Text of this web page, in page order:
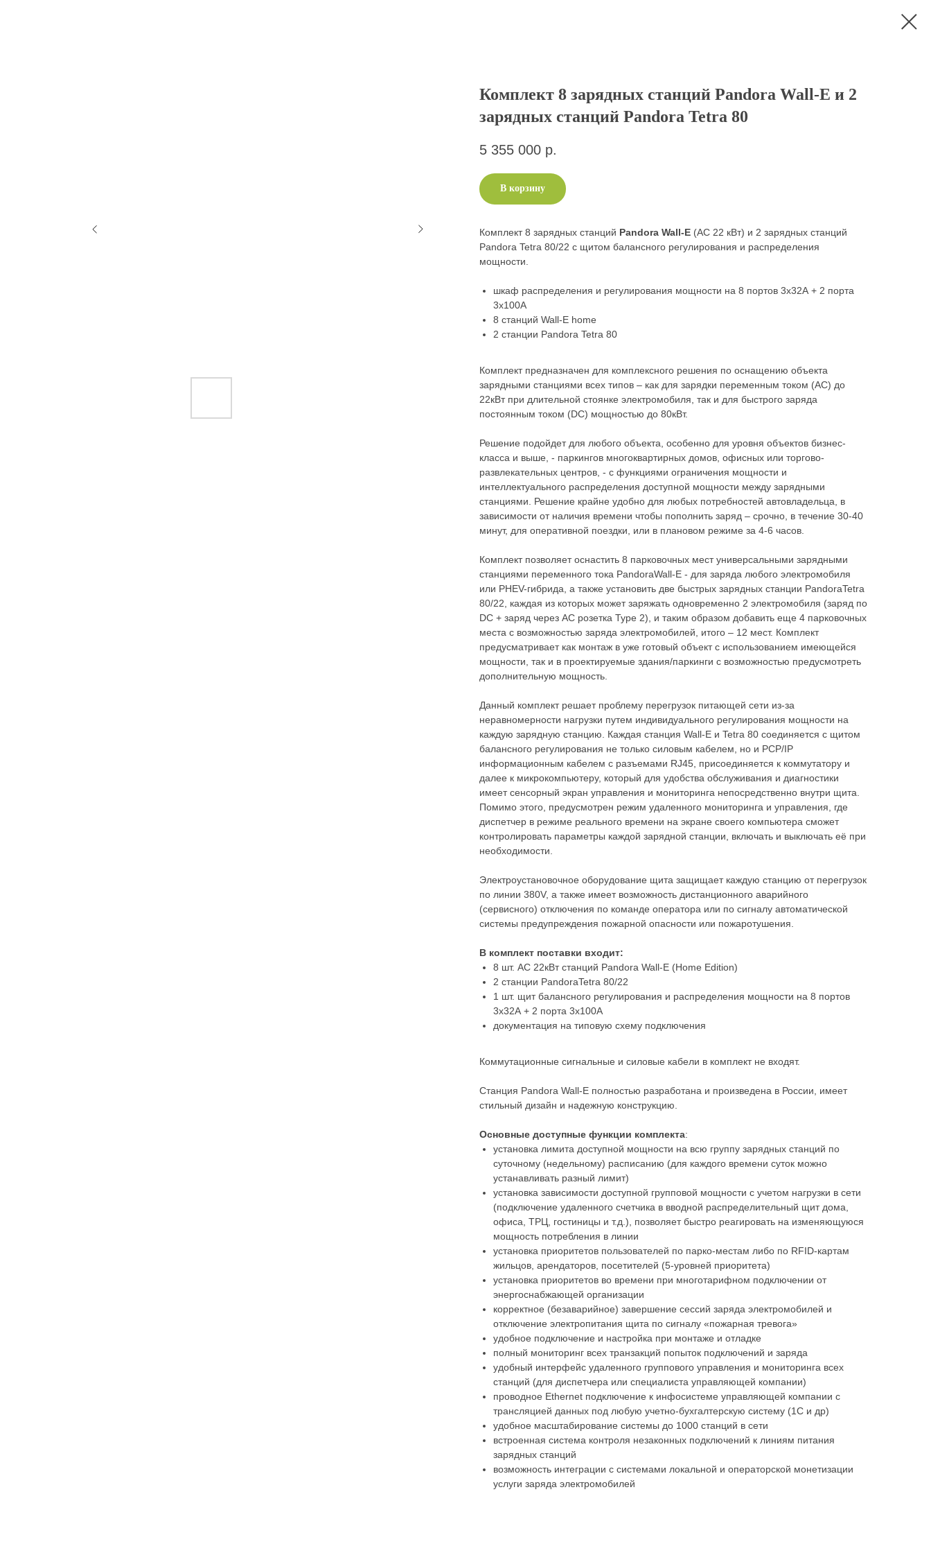
Комплект 8 зарядных станций Pandora Wall-E и 2
зарядных станций Pandora Tetra 80
5 355 000 р.
В корзину
Комплект 8 зарядных станций Pandora Wall-E (AC 22 кВт) и 2 зарядных станций
Pandora Tetra 80/22 с щитом балансного регулирования и распределения
мощности.
шкаф распределения и регулирования мощности на 8 портов 3х32А + 2 порта
3х100А
8 станций Wall-E home
2 станции Pandora Tetra 80
Комплект предназначен для комплексного решения по оснащению объекта
зарядными станциями всех типов – как для зарядки переменным током (AC) до
22кВт при длительной стоянке электромобиля, так и для быстрого заряда
постоянным током (DC) мощностью до 80кВт.
Решение подойдет для любого объекта, особенно для уровня объектов бизнес-
класса и выше, - паркингов многоквартирных домов, офисных или торгово-
развлекательных центров, - с функциями ограничения мощности и
интеллектуального распределения доступной мощности между зарядными
станциями. Решение крайне удобно для любых потребностей автовладельца, в
зависимости от наличия времени чтобы пополнить заряд – срочно, в течение 30-40
минут, для оперативной поездки, или в плановом режиме за 4-6 часов.
Комплект позволяет оснастить 8 парковочных мест универсальными зарядными
станциями переменного тока PandoraWall-E - для заряда любого электромобиля
или PHEV-гибрида, а также установить две быстрых зарядных станции PandoraTetra
80/22, каждая из которых может заряжать одновременно 2 электромобиля (заряд по
DC + заряд через AC розетка Type 2), и таким образом добавить еще 4 парковочных
места с возможностью заряда электромобилей, итого – 12 мест. Комплект
предусматривает как монтаж в уже готовый объект с использованием имеющейся
мощности, так и в проектируемые здания/паркинги с возможностью предусмотреть
дополнительную мощность.
Данный комплект решает проблему перегрузок питающей сети из-за
неравномерности нагрузки путем индивидуального регулирования мощности на
каждую зарядную станцию. Каждая станция Wall-E и Tetra 80 соединяется с щитом
балансного регулирования не только силовым кабелем, но и PCP/IP
информационным кабелем с разъемами RJ45, присоединяется к коммутатору и
далее к микрокомпьютеру, который для удобства обслуживания и диагностики
имеет сенсорный экран управления и мониторинга непосредственно внутри щита.
Помимо этого, предусмотрен режим удаленного мониторинга и управления, где
диспетчер в режиме реального времени на экране своего компьютера сможет
контролировать параметры каждой зарядной станции, включать и выключать её при
необходимости.
Электроустановочное оборудование щита защищает каждую станцию от перегрузок
по линии 380V, а также имеет возможность дистанционного аварийного
(сервисного) отключения по команде оператора или по сигналу автоматической
системы предупреждения пожарной опасности или пожаротушения.
В комплект поставки входит:
8 шт. AC 22кВт станций Pandora Wall-E (Home Edition)
2 станции PandoraTetra 80/22
1 шт. щит балансного регулирования и распределения мощности на 8 портов
3х32А + 2 порта 3х100А
документация на типовую схему подключения
Коммутационные сигнальные и силовые кабели в комплект не входят.
Станция Pandora Wall-E полностью разработана и произведена в России, имеет
стильный дизайн и надежную конструкцию.
Основные доступные функции комплекта:
установка лимита доступной мощности на всю группу зарядных станций по
суточному (недельному) расписанию (для каждого времени суток можно
устанавливать разный лимит)
установка зависимости доступной групповой мощности с учетом нагрузки в сети
(подключение удаленного счетчика в вводной распределительный щит дома,
офиса, ТРЦ, гостиницы и т.д.), позволяет быстро реагировать на изменяющуюся
мощность потребления в линии
установка приоритетов пользователей по парко-местам либо по RFID-картам
жильцов, арендаторов, посетителей (5-уровней приоритета)
установка приоритетов во времени при многотарифном подключении от
энергоснабжающей организации
корректное (безаварийное) завершение сессий заряда электромобилей и
отключение электропитания щита по сигналу «пожарная тревога»
удобное подключение и настройка при монтаже и отладке
полный мониторинг всех транзакций попыток подключений и заряда
удобный интерфейс удаленного группового управления и мониторинга всех
станций (для диспетчера или специалиста управляющей компании)
проводное Ethernet подключение к инфосистеме управляющей компании с
трансляцией данных под любую учетно-бухгалтерскую систему (1С и др)
удобное масштабирование системы до 1000 станций в сети
встроенная система контроля незаконных подключений к линиям питания
зарядных станций
возможность интеграции с системами локальной и операторской монетизации
услуги заряда электромобилей